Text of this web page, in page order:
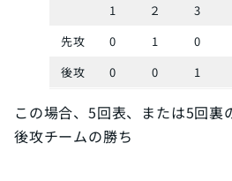
1 ２ 3
先攻
0 1 0
後攻
0 0 1
この場合、5回表、または5回裏
後攻チームの勝ち